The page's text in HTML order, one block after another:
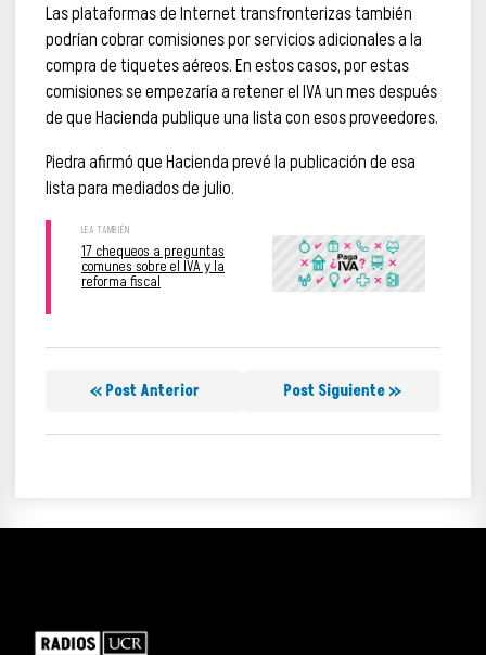
Las plataformas de Internet transfronterizas también
podrían cobrar comisiones por servicios adicionales a la
compra de tiquetes aéreos. En estos casos, por estas
comisiones se empezaría a retener el IVA un mes después
de que Hacienda publique una lista con esos proveedores.
Piedra afirmó que Hacienda prevé la publicación de esa
lista para mediados de julio.
17 chequeos a preguntas
comunes sobre el IVA y la
reforma fiscal
« Post Anterior Post Siguiente »